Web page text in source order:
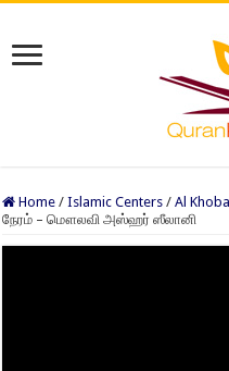
Home / Islamic Centers / Al
நேரம் – மௌலவி அஸ்ஹர் ஸீலானி